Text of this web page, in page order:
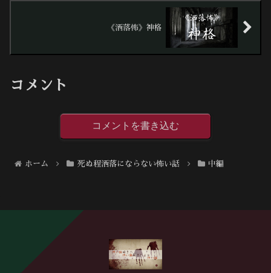
《洒落怖》神格
コメント
コメントを書き込む
ホーム 死ぬ程洒落にならない怖い話 中編